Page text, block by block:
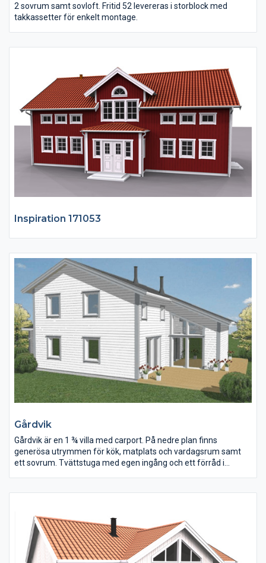
2 sovrum samt sovloft. Fritid 52 levereras i storblock med
takkassetter för enkelt montage.
Inspiration 171053
Gårdvik
Gårdvik är en 1 ¾ villa med carport. På nedre plan finns
generösa utrymmen för kök, matplats och vardagsrum samt
ett sovrum. Tvättstuga med egen ingång och ett förråd i
familjen som gärna bjuder hem vänner och bekanta.